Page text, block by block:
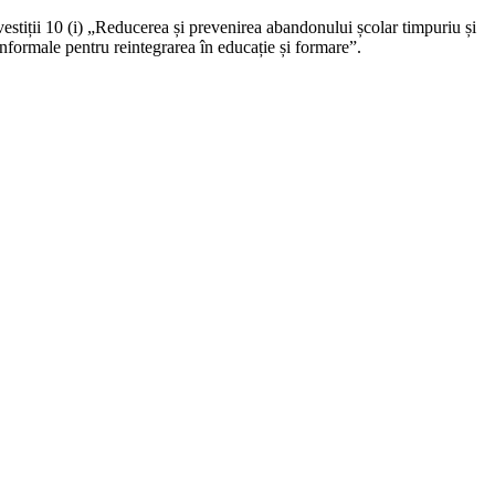
10 (i) „Reducerea și prevenirea abandonului școlar timpuriu și
pentru reintegrarea în educație și formare”.